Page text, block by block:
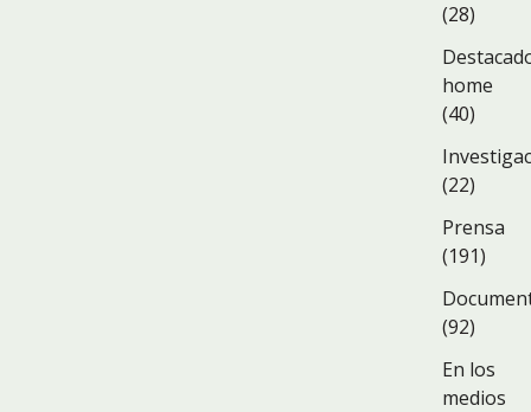
(28)
home
(40)
(22)
Prensa
(191)
(92)
En los
medios